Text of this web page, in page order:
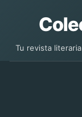
Tu revista